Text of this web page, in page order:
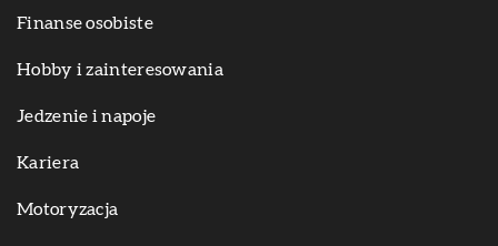
Finanse osobiste
Hobby i zainteresowania
Jedzenie i napoje
Kariera
Motoryzacja